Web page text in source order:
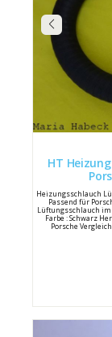
HT
Heizungsschlauch
Passend für
Lüftungsschlauch
Farbe : Schwarz
Porsche